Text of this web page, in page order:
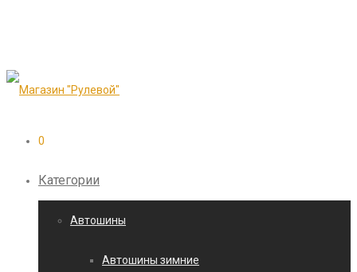
0
Категории
Автошины
Автошины зимние